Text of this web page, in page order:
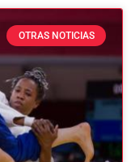
OTRAS NOTICIAS